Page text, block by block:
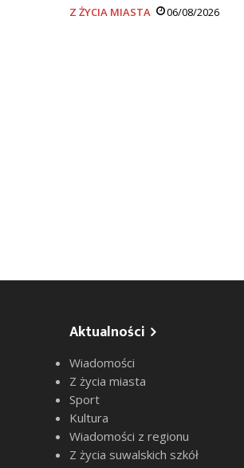
Z ŻYCIA MIASTA 06/08/2026
Aktualności
Wiadomości
Z życia miasta
Sport
Kultura
Wiadomości z regionu
Z życia suwalskich szkół